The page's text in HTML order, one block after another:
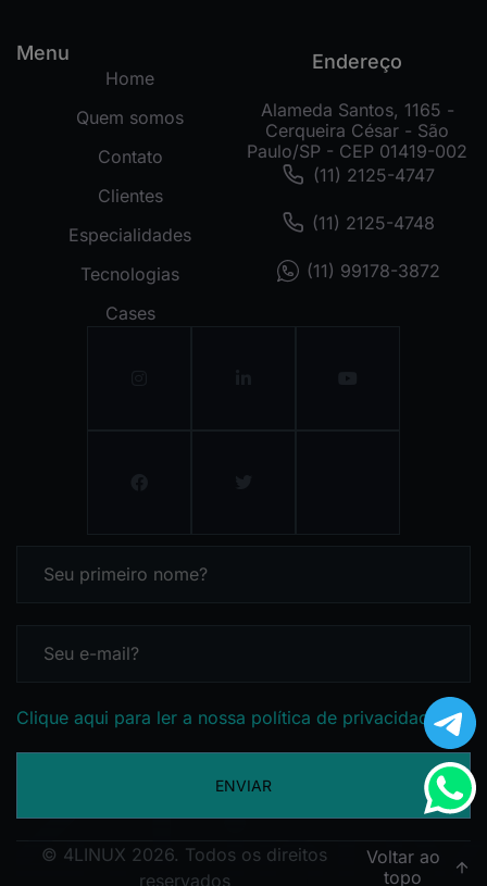
Menu
Home
Quem somos
Contato
Clientes
Especialidades
Tecnologias
Cases
Endereço
Alameda Santos, 1165 -
Cerqueira César - São
Paulo/SP - CEP 01419-002
(11) 2125-4747
(11) 2125-4748
(11) 99178-3872
Clique aqui para ler a nossa política de privacidade
ENVIAR
© 4LINUX 2026. Todos os direitos
reservados
Voltar ao
topo